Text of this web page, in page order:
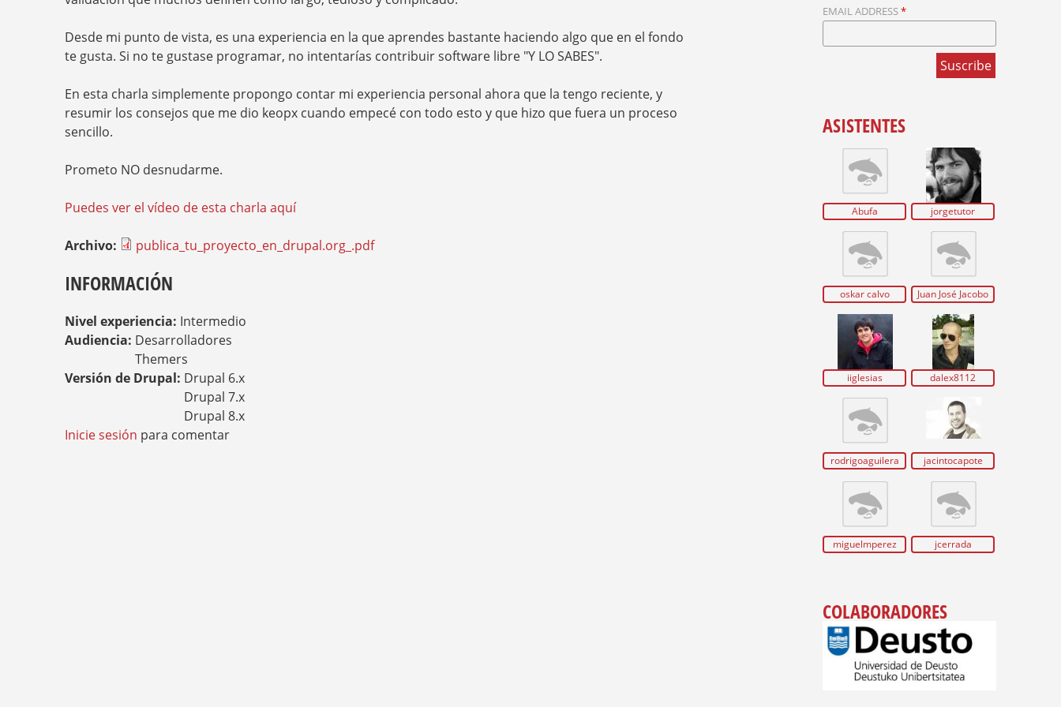
U
E
D
E
D
A
U
Í
Desde mi punto de vista, es una experiencia en la que aprendes bastante haciendo algo que en el fondo
te gusta. Si no te gustase programar, no intentarías contribuir software libre "Y LO SABES".
En esta charla simplemente propongo contar mi experiencia personal ahora que la tengo reciente, y
resumir los consejos que me dio keopx cuando empecé con todo esto y que hizo que fuera un proceso
sencillo.
Prometo NO desnudarme.
Puedes ver el vídeo de esta charla aquí
Archivo: publica_tu_proyecto_en_drupal.org_.pdf
INFORMACIÓN
Nivel experiencia: Intermedio
Audiencia: Desarrolladores
Themers
Versión de Drupal: Drupal 6.x
Drupal 7.x
Drupal 8.x
Inicie sesión para comentar
EMAIL ADDRESS*
ASISTENTES
Abufa jorgetutor
oskar calvo Juan José Jacobo
iiglesias dalex8112
rodrigoaguilera jacintocapote
miguelmperez jcerrada
COLABORADORES